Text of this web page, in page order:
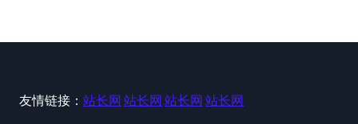
友情链接： 站长网 站长网 站长网 站长网